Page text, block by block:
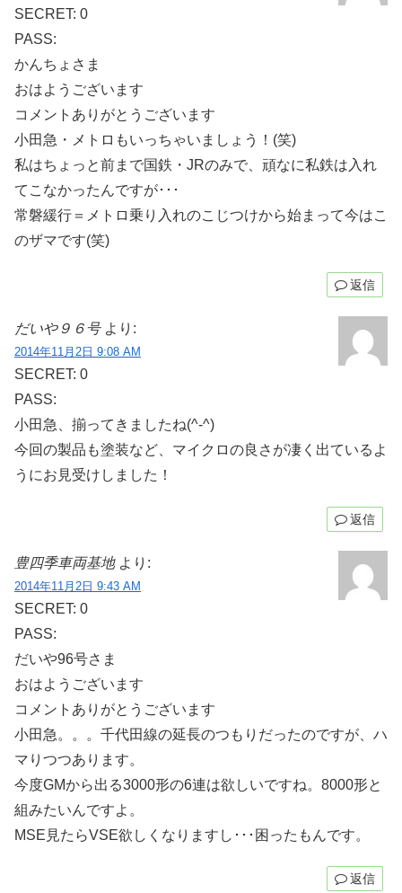
SECRET: 0
PASS:
かんちょさま
おはようございます
コメントありがとうございます
小田急・メトロもいっちゃいましょう！(笑)
私はちょっと前まで国鉄・JRのみで、頑なに私鉄は入れ
てこなかったんですが･･･
常磐緩行＝メトロ乗り入れのこじつけから始まって今はこ
のザマです(笑)
返信
だいや９６号 より:
2014年11月2日 9:08 AM
SECRET: 0
PASS:
小田急、揃ってきましたね(^-^)
今回の製品も塗装など、マイクロの良さが凄く出ているよ
うにお見受けしました！
返信
豊四季車両基地 より:
2014年11月2日 9:43 AM
SECRET: 0
PASS:
だいや96号さま
おはようございます
コメントありがとうございます
小田急。。。千代田線の延長のつもりだったのですが、ハ
マりつつあります。
今度GMから出る3000形の6連は欲しいですね。8000形と
組みたいんですよ。
MSE見たらVSE欲しくなりますし･･･困ったもんです。
返信